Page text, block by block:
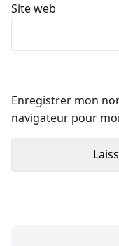
Site web
Enregistrer mon
navigateur pour